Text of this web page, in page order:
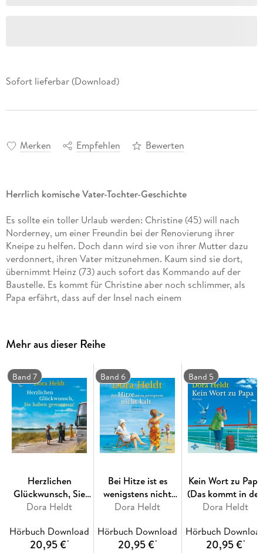
Sofort lieferbar (Download)
Merken Empfehlen Bewerten
Herrlich komische Vater-Tochter-Geschichte
Es sollte ein toller Urlaub werden: Christine (45) will nach
Norderney, um einer Freundin bei der Renovierung ihrer
Kneipe zu helfen. Doch dann wird sie von ihrer Mutter dazu
verdonnert, ihren Vater mitzunehmen. Kaum sind sie dort,
übernimmt Heinz (73) auch sofort das Kommando auf der
Baustelle. Es kommt für Christine aber noch schlimmer, als
Papa erfährt, dass auf der Insel nach einem
Christines Herz Kapriolen schlagen lässt. Mithilfe von Papas
neuen Freunden 72, 75, 63 Jahre alt soll Johann zur Strecke
Mehr aus dieser Reihe
Band 7
Herzlichen
Glückwunsch, Sie
haben gewonnen!
besten Familien vor
7)
Dora Heldt
Hörbuch Download
20,95 €*
Band 6
Bei Hitze ist es
wenigstens nicht
kalt (Das kommt in
vor 6)
Dora Heldt
Hörbuch Download
20,95 €*
Band 5
Kein Wort zu Papa
(Das kommt in
besten Familien
Dora Heldt
Hörbuch
20,95 €*